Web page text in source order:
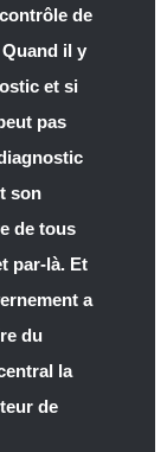
de
il y
et si
pas
son
de tous
par-là. Et
a
du
la
de